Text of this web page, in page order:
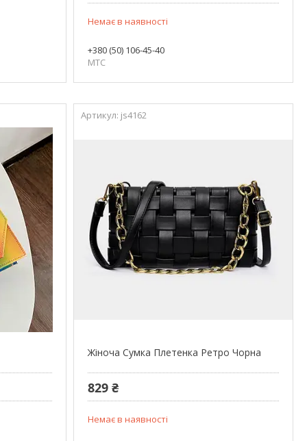
Немає в наявності
+380 (50) 106-45-40
МТС
js4162
Жіноча Сумка Плетенка Ретро Чорна
829 ₴
Немає в наявності